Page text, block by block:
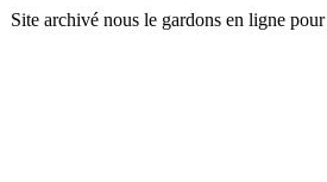
Site archivé nous le gardons en ligne